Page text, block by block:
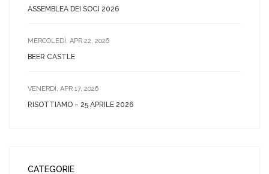
ASSEMBLEA DEI SOCI 2026
MERCOLEDÌ, APR 22, 2026
BEER CASTLE
VENERDÌ, APR 17, 2026
RISOTTIAMO – 25 APRILE 2026
CATEGORIE